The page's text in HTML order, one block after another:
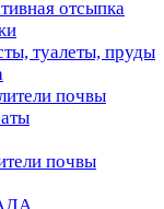
отсыпка
туалеты, пруды
почвы
почвы